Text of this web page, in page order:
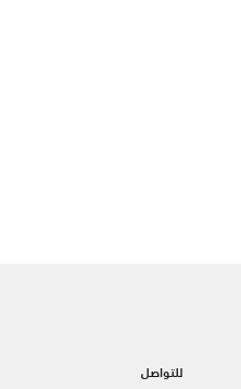
للتواصل